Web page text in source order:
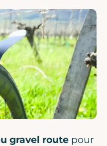
gravel route pour